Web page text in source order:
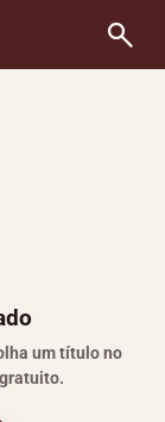
um título no